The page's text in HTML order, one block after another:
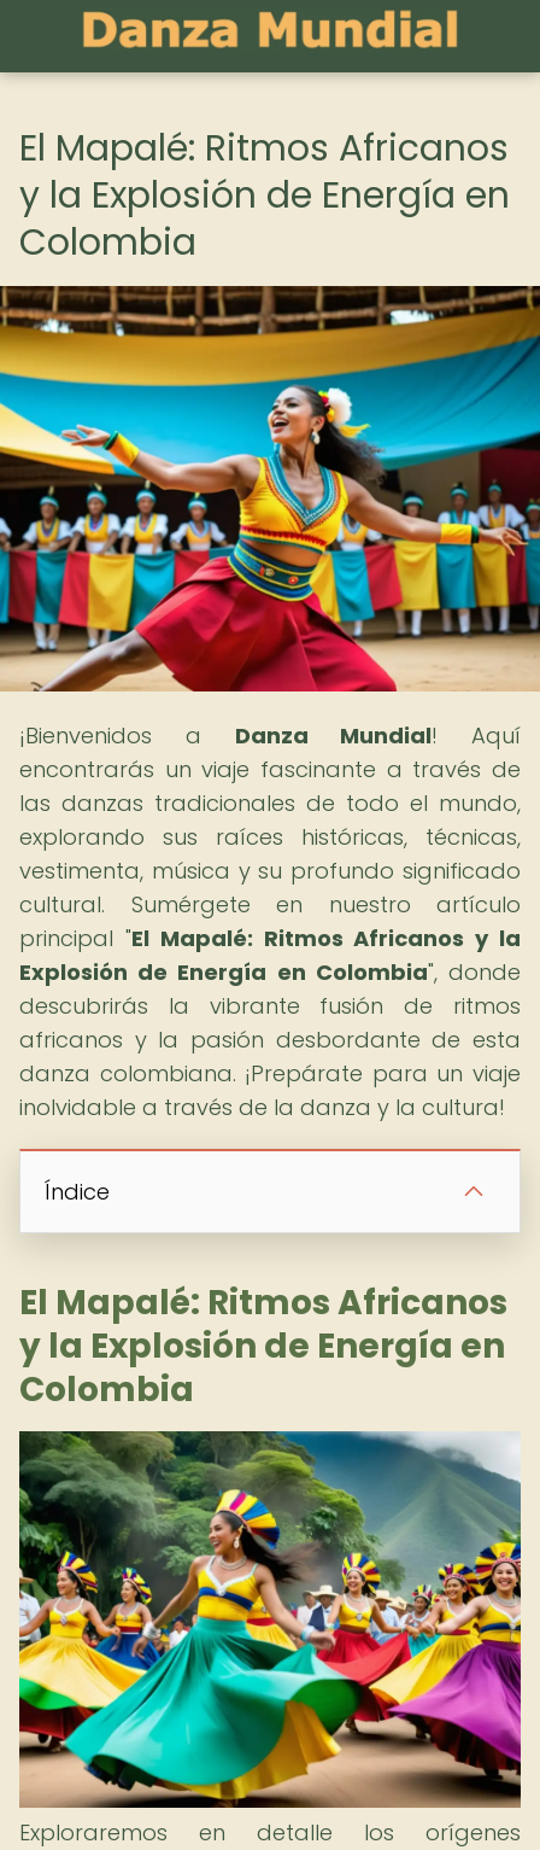
El Mapalé: Ritmos Africanos
y la Explosión de Energía en
Colombia
¡Bienvenidos a Danza Mundial! Aquí
encontrarás un viaje fascinante a través de
las danzas tradicionales de todo el mundo,
explorando sus raíces históricas, técnicas,
vestimenta, música y su profundo significado
cultural. Sumérgete en nuestro artículo
principal "El Mapalé: Ritmos Africanos y la
Explosión de Energía en Colombia", donde
descubrirás la vibrante fusión de ritmos
africanos y la pasión desbordante de esta
danza colombiana. ¡Prepárate para un viaje
inolvidable a través de la danza y la cultura!
Índice
El Mapalé: Ritmos Africanos
y la Explosión de Energía en
Colombia
Exploraremos en detalle los orígenes